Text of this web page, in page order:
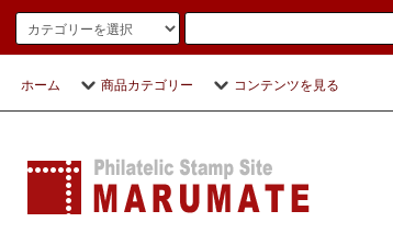
ホーム 商品カテゴリー コンテンツを見る